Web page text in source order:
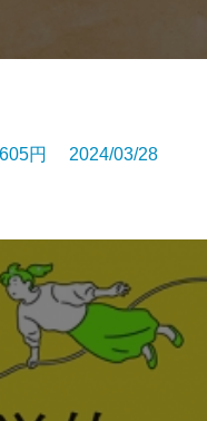
円 2024/03/28